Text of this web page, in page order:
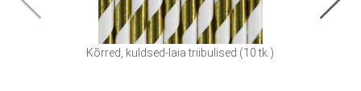
Kõrred, kuldsed-laia triibulised (10 tk.)